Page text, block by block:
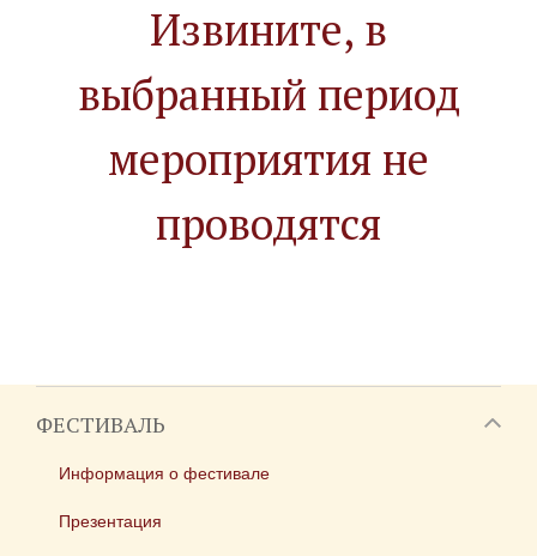
Извините, в
выбранный период
мероприятия не
проводятся
ФЕСТИВАЛЬ
Информация о фестивале
Презентация